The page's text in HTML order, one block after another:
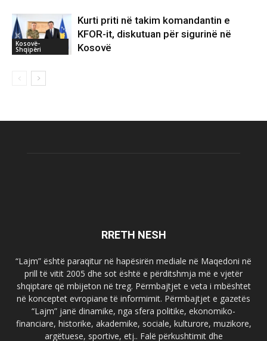
Kosovë-
Shqipëri
Kurti priti në takim komandantin e
KFOR-it, diskutuan për sigurinë në
Kosovë
RRETH NESH
“Lajm” është paraqitur në hapësirën mediale në Maqedoni në
prill të vitit 2005 dhe sot është e përditshmja më e vjetër
shqiptare që mbijeton në treg. Përmbajtjet e veta i mbështet
në konceptet evropiane të informimit. Përmbajtjet e gazetës
“Lajm” janë dinamike, nga sfera politike, ekonomiko-
financiare, historike, akademike, sociale, kulturore, muzikore,
argëtuese, sportive, etj.. Falë përkushtimit dhe